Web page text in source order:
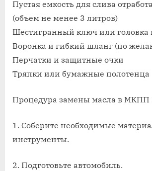
Пустая емкость для слива
(объем не менее 3 литров)
Шестигранный ключ или головка
Воронка и гибкий шланг (по
Перчатки и защитные очки
Тряпки или бумажные полотенца
Процедура замены масла в МКПП
1. Соберите необходимые
инструменты.
2. Подготовьте автомобиль.